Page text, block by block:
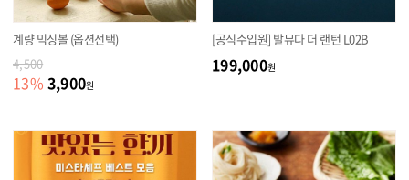
계량 믹싱볼 (옵션선택)
4,500
13% 3,900원
[공식수입원] 발뮤다 더 랜턴 L02B
199,000원